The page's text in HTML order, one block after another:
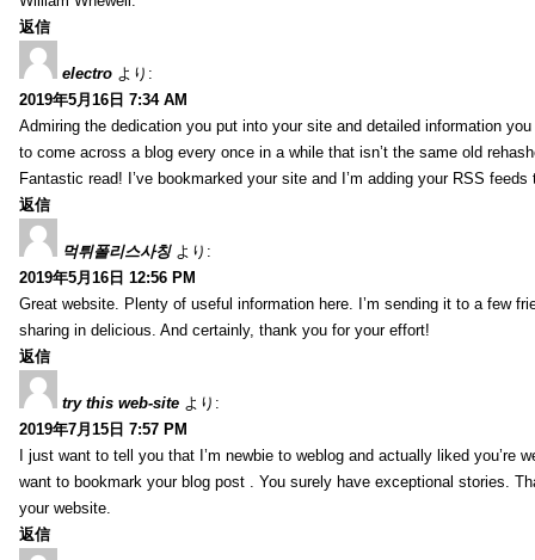
返信
electro より:
2019年5月16日 7:34 AM
Admiring the dedication you put into your site and detailed information you
to come across a blog every once in a while that isn’t the same old
Fantastic read! I’ve bookmarked your site and I’m adding your RSS
返信
먹튀폴리스사칭 より:
2019年5月16日 12:56 PM
Great website. Plenty of useful information here. I’m sending it to a few
sharing in delicious. And certainly, thank you for your effort!
返信
try this web-site より:
2019年7月15日 7:57 PM
I just want to tell you that I’m newbie to weblog and actually liked you’re
want to bookmark your blog post . You surely have exceptional stories.
your website.
返信